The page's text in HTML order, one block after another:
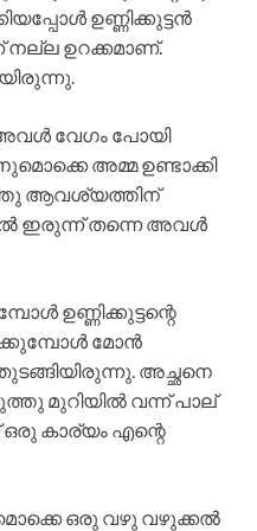
ഉണ്ണിക്കുട്ടൻ
നല്ല ഉറക്കമാണ്.
വേഗം പോയി
അമ്മ ഉണ്ടാക്കി
ആവശ്യത്തിന്
ഇരുന്ന് തന്നെ അവൾ
ഉണ്ണിക്കുട്ടന്റെ
മോൻ
അച്ഛനെ
മുറിയിൽ വന്ന് പാല്
കാര്യം എന്റെ
ഒരു വഴു വഴുക്കൽ